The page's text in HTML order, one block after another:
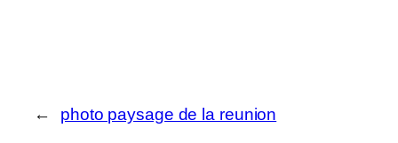
← photo paysage de la reunion